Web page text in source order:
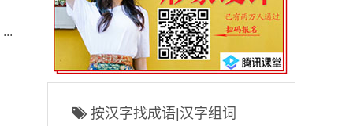
按汉字找成语|汉字组词